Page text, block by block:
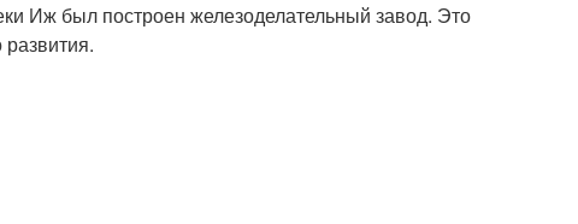
Иж был построен железоделательный завод. Это